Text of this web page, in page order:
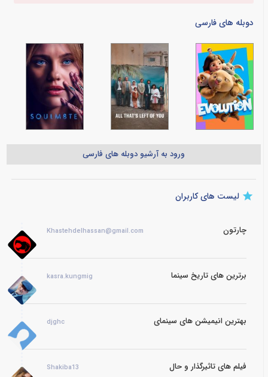
دوبله های فارسی
ورود به آرشیو دوبله های فارسی
لیست های کاربران
چارتون Khastehdelhassan@gmail.com
برترین های تاریخ سینما kasra.kungmig
بهترین انیمیشن های سینمای djghc
فیلم های تاثیرگذار و حال Shakiba13